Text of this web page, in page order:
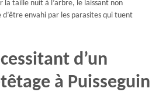
la taille nuit à l’arbre, le laissant non
envahi par les parasites qui tuent
d’un
à Puisseguin